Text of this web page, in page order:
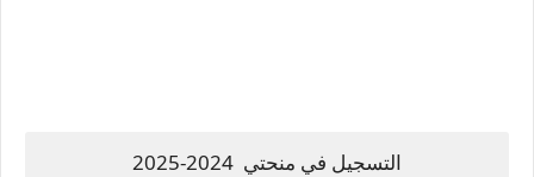
التسجيل في منحتي 2024-2025